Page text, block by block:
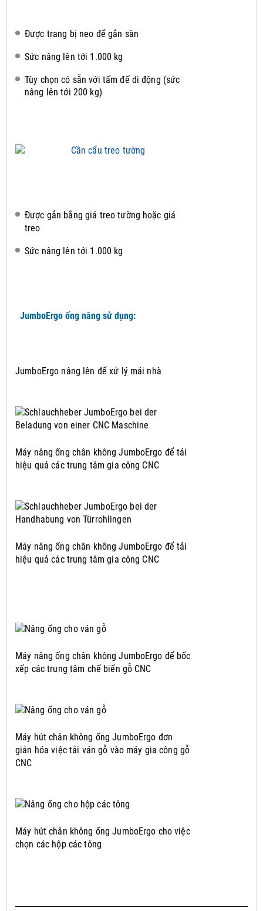
Được trang bị neo để gắn sàn
Sức nâng lên tới 1.000 kg
Tùy chọn có sẵn với tấm đế di động (sức
nâng lên tới 200 kg)
Được gắn bằng giá treo tường hoặc giá
treo
Sức nâng lên tới 1.000 kg
JumboErgo ống nâng sử dụng:
JumboErgo nâng lên để xử lý mái nhà
Máy nâng ống chân không JumboErgo để tải
hiệu quả các trung tâm gia công CNC
Máy nâng ống chân không JumboErgo để tải
hiệu quả các trung tâm gia công CNC
Máy nâng ống chân không JumboErgo để bốc
xếp các trung tâm chế biến gỗ CNC
Máy hút chân không ống JumboErgo đơn
giản hóa việc tải ván gỗ vào máy gia công gỗ
CNC
Máy hút chân không ống JumboErgo cho việc
chọn các hộp các tông